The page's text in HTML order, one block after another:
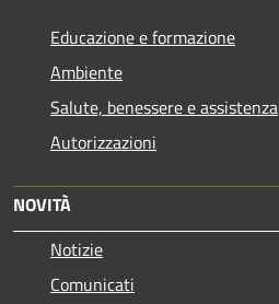
Educazione e formazione
Ambiente
Salute, benessere e assistenza
Autorizzazioni
NOVITÀ
Notizie
Comunicati